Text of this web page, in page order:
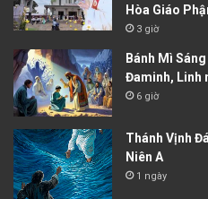
Hòa Giáo
3 giờ
Bánh Mì
Đaminh, Linh
6 giờ
Thánh Vịnh
Niên A
1 ngày